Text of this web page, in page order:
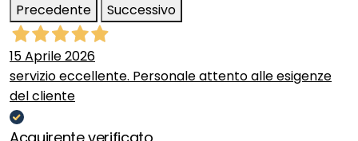
Precedente
Successivo
15 Aprile 2026
servizio eccellente. Personale attento alle esigenze
del cliente